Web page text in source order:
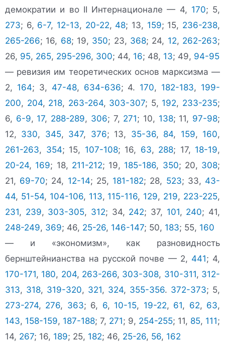
демократии и во II Интернационале — 4, 170; 5,
273; 6, 6-7, 12-13, 20-22, 48; 13, 159; 15, 236-238,
265-266; 16, 68; 19, 350; 23, 368; 24, 12, 262-263;
26, 95, 265, 295-296, 300; 44, 16; 48, 13; 49, 94-95
— ревизия им теоретических основ марксизма —
2, 164; 3, 47-48, 634-636; 4. 170, 182-183, 199-
200, 204, 218, 263-264, 303-307; 5, 192, 233-235;
6, 6-9, 17, 288-289, 306; 7, 271; 10, 138; 11, 97-98;
12, 330, 345, 347, 376; 13, 35-36, 84, 159, 160,
261-263, 354; 15, 107-108; 16, 63, 288; 17, 18-19,
20-24, 169; 18, 211-212; 19, 185-186, 350; 20, 308;
21, 69-70; 24, 12-14; 25, 181-182; 28, 523; 33, 43-
44, 51-54, 104-106, 113, 115-116, 129, 219, 223-225,
231, 239, 303-305, 312; 34, 242; 37, 101, 240; 41,
248-249, 369; 46, 25-26, 146-147; 50, 183; 55, 160
— и «экономизм», как разновидность
бернштейнианства на русской почве — 2, 441; 4,
170-171, 180, 204, 263-266, 303-308, 310-311, 312-
313, 318, 319-320, 321, 324, 355-356. 372-373; 5,
273-274, 276, 363; 6, 6, 10-15, 19-22, 61, 62, 63,
143, 158-159, 187-188; 7, 271; 9, 254-255; 11, 85, 111;
14, 267; 16, 189; 25, 182; 46, 25-26, 56, 162